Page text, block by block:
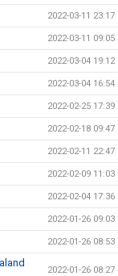
2022-03-11 23:17
2022-03-11 09:05
2022-03-04 19:12
2022-03-04 16:54
2022-02-25 17:39
2022-02-18 09:47
2022-02-11 22:47
2022-02-09 11:03
2022-02-04 17:36
2022-01-26 09:03
2022-01-26 08:53
2022-01-26 08:27